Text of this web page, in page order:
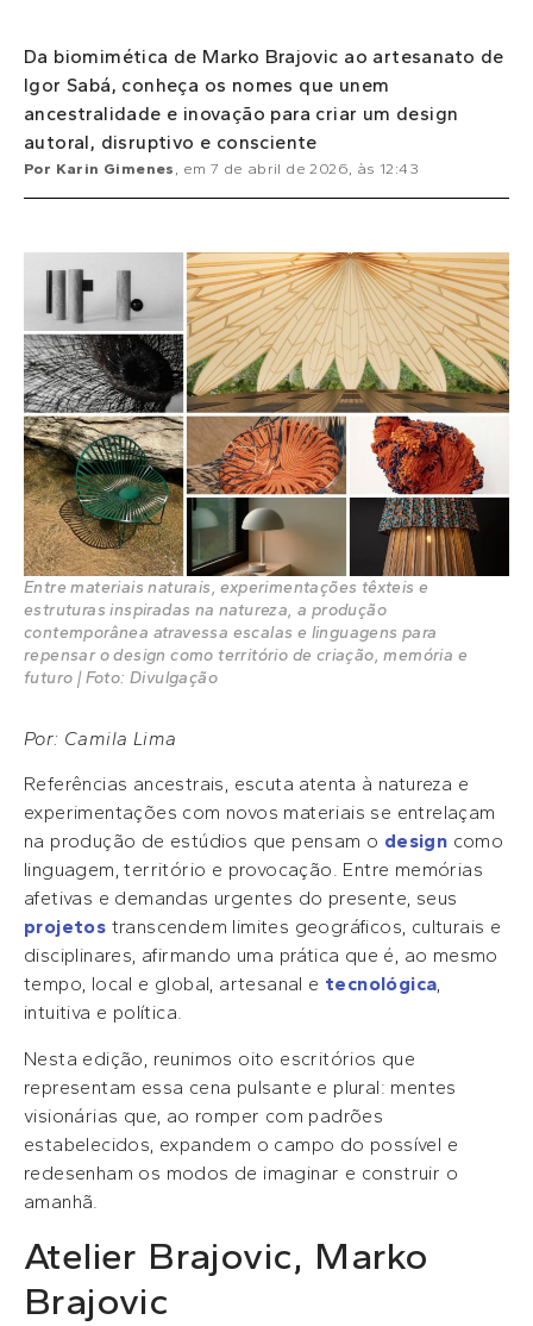
Da biomimética de Marko Brajovic ao artesanato de
Igor Sabá, conheça os nomes que unem
ancestralidade e inovação para criar um design
autoral, disruptivo e consciente
Por Karin Gimenes , em 7 de abril de 2026, às 12:43
Entre materiais naturais, experimentações têxteis e
estruturas inspiradas na natureza, a produção
contemporânea atravessa escalas e linguagens para
repensar o design como território de criação, memória e
futuro | Foto: Divulgação
Por: Camila Lima
Referências ancestrais, escuta atenta à natureza e
experimentações com novos materiais se entrelaçam
na produção de estúdios que pensam o design como
linguagem, território e provocação. Entre memórias
afetivas e demandas urgentes do presente, seus
projetos transcendem limites geográficos, culturais e
disciplinares, afirmando uma prática que é, ao mesmo
tempo, local e global, artesanal e tecnológica,
intuitiva e política.
Nesta edição, reunimos oito escritórios que
representam essa cena pulsante e plural: mentes
visionárias que, ao romper com padrões
estabelecidos, expandem o campo do possível e
redesenham os modos de imaginar e construir o
amanhã.
Atelier Brajovic, Marko
Brajovic